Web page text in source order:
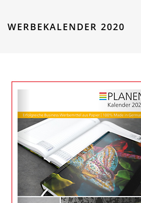
WERBEKALENDER 2020